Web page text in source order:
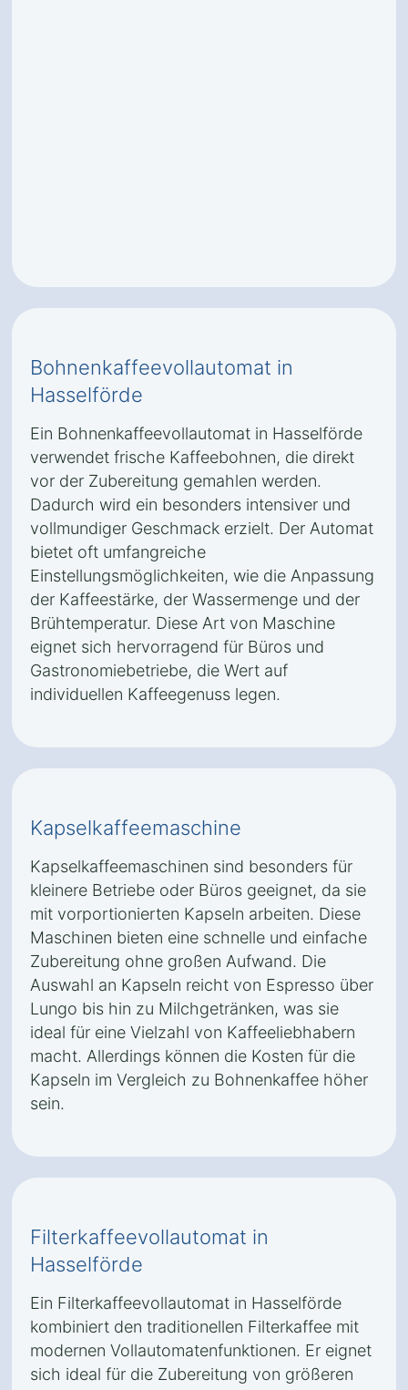
Bohnenkaffeevollautomat in
Hasselförde
Ein Bohnenkaffeevollautomat in Hasselförde
verwendet frische Kaffeebohnen, die direkt
vor der Zubereitung gemahlen werden.
Dadurch wird ein besonders intensiver und
vollmundiger Geschmack erzielt. Der Automat
bietet oft umfangreiche
Einstellungsmöglichkeiten, wie die Anpassung
der Kaffeestärke, der Wassermenge und der
Brühtemperatur. Diese Art von Maschine
eignet sich hervorragend für Büros und
Gastronomiebetriebe, die Wert auf
individuellen Kaffeegenuss legen.
Kapselkaffeemaschine
Kapselkaffeemaschinen sind besonders für
kleinere Betriebe oder Büros geeignet, da sie
mit vorportionierten Kapseln arbeiten. Diese
Maschinen bieten eine schnelle und einfache
Zubereitung ohne großen Aufwand. Die
Auswahl an Kapseln reicht von Espresso über
Lungo bis hin zu Milchgetränken, was sie
ideal für eine Vielzahl von Kaffeeliebhabern
macht. Allerdings können die Kosten für die
Kapseln im Vergleich zu Bohnenkaffee höher
sein.
Filterkaffeevollautomat in
Hasselförde
Ein Filterkaffeevollautomat in Hasselförde
kombiniert den traditionellen Filterkaffee mit
modernen Vollautomatenfunktionen. Er eignet
sich ideal für die Zubereitung von größeren